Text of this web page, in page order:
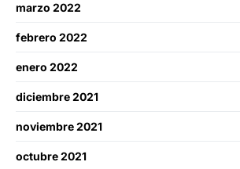
marzo 2022
febrero 2022
enero 2022
diciembre 2021
noviembre 2021
octubre 2021